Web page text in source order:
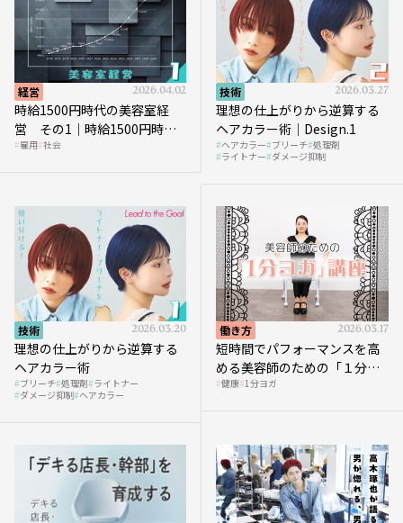
経営 2026.04.02
時給1500円時代の美容室経
営 その1｜時給1500円時代
へ向かう社会的背景
雇用 社会
技術 2026.03.27
理想の仕上がりから逆算する
ヘアカラー術｜Design.1
ヘアカラー ブリーチ 処理剤
ライトナー ダメージ抑制
技術 2026.03.20
理想の仕上がりから逆算する
ヘアカラー術
ブリーチ 処理剤 ライトナー
ダメージ抑制 ヘアカラー
働き方 2026.03.17
短時間でパフォーマンスを高
める美容師のための「１分ヨ
ガ」講座｜実践編
健康 1分ヨガ